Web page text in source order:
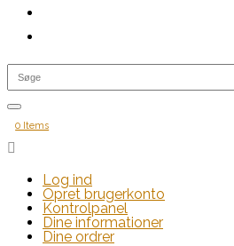
0 Items

Log ind
Opret brugerkonto
Kontrolpanel
Dine informationer
Dine ordrer